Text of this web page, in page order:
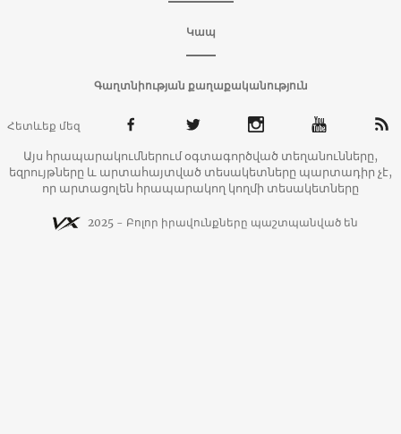
Կապ
Գաղտնիության քաղաքականություն
Հետևեք մեզ
Այս հրապարակումներում օգտագործված տեղանունները,
եզրույթները և արտահայտված տեսակետները պարտադիր չէ,
որ արտացոլեն հրապարակող կողմի տեսակետները
2025 - Բոլոր իրավունքները պաշտպանված են